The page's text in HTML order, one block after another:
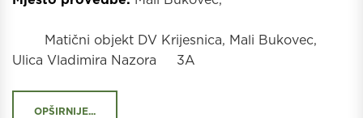
Matični objekt DV Krijesnica, Mali Bukovec,
Ulica Vladimira Nazora 3A
OPŠIRNIJE...